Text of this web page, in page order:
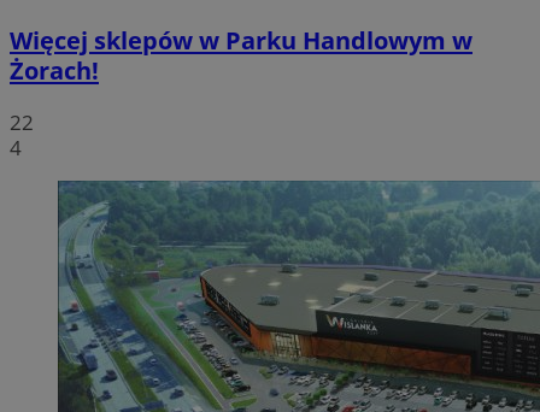
Więcej sklepów w Parku Handlowym w
Żorach!
22
4